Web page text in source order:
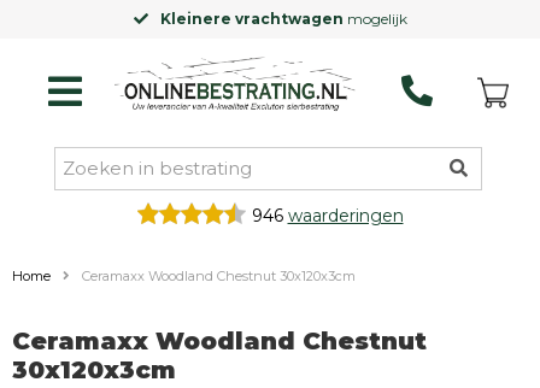
Kleinere vrachtwagen mogelijk
946 waarderingen
Home Ceramaxx Woodland Chestnut 30x120x3cm
Ceramaxx Woodland Chestnut
30x120x3cm